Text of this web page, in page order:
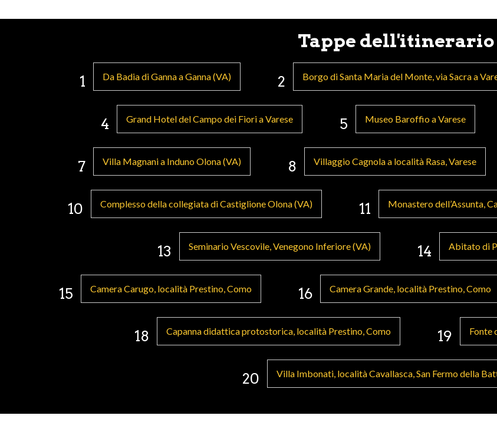
Tappe dell'itinerario
1 Da Badia di Ganna a Ganna (VA) 2 Borgo di Santa Maria del Monte, via Sacra a
4 Grand Hotel del Campo dei Fiori a Varese 5 Museo Baroffio a Varese
7 Villa Magnani a Induno Olona (VA) 8 Villaggio Cagnola a località Rasa, Varese
10 Complesso della collegiata di Castiglione Olona (VA) 11 Monastero dell’Assunta,
13 Seminario Vescovile, Venegono Inferiore (VA) 14 Abitato di
15 Camera Carugo, località Prestino, Como 16 Camera Grande, località Prestino, Como
18 Capanna didattica protostorica, località Prestino, Como 19 Fonte
20 Villa Imbonati, località Cavallasca, San Fermo della